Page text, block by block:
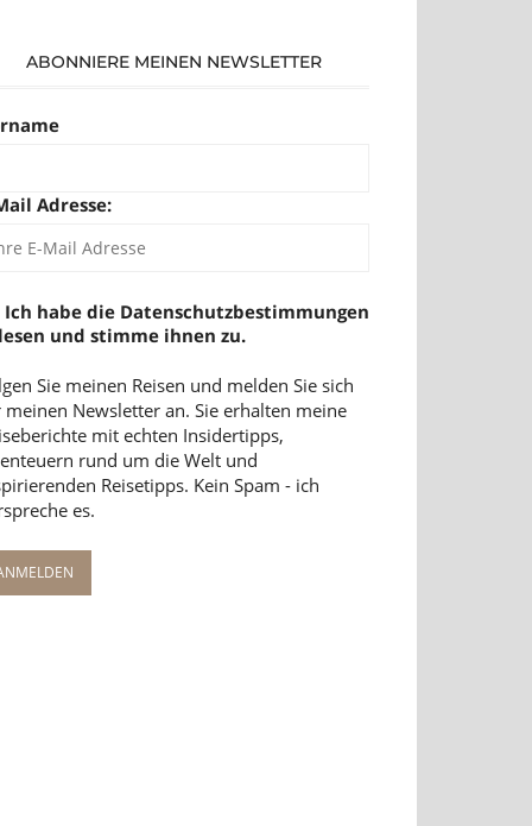
ABONNIERE MEINEN NEWSLETTER
Adresse:
Ich habe die Datenschutzbestimmungen
und stimme ihnen zu.
Sie meinen Reisen und melden Sie sich
Newsletter an. Sie erhalten meine
mit echten Insidertipps,
rund um die Welt und
Reisetipps. Kein Spam - ich
es.